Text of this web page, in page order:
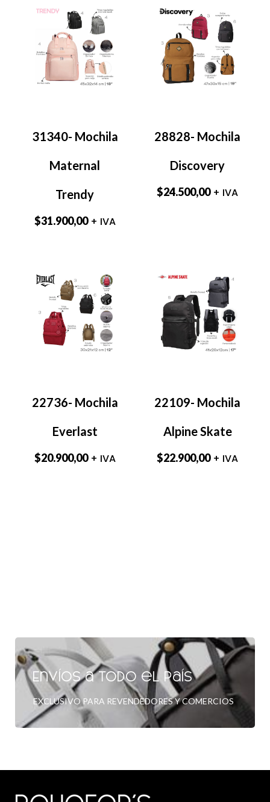
31340- Mochila
Maternal
Trendy
$31.900,00 + IVA
28828- Mochila
Discovery
$24.500,00 + IVA
22736- Mochila
Everlast
$20.900,00 + IVA
22109- Mochila
Alpine Skate
$22.900,00 + IVA
Envíos a todo el país
EXCLUSIVO PARA REVENDEDORES Y COMERCIOS